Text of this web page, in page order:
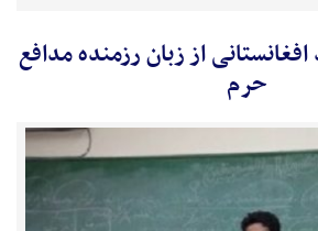
از زبان رزمنده مدافع
حرم